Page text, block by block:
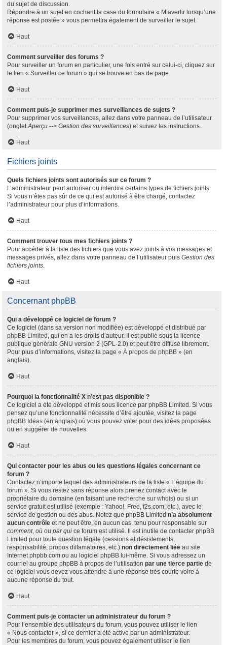
du sujet de discussion.
Répondre à un sujet en cochant la case du formulaire « M’avertir lorsqu’une
réponse est postée » vous permettra également de surveiller le sujet.
Haut
Comment surveiller des forums ?
Pour surveiller un forum en particulier, une fois entré sur celui-ci, cliquez sur
le lien « Surveiller ce forum » qui se trouve en bas de page.
Haut
Comment puis-je supprimer mes surveillances de sujets ?
Pour supprimer vos surveillances, allez dans votre panneau de l’utilisateur
(ongletAperçu --> Gestion des surveillances) et suivez les instructions.
Haut
Fichiers joints
Quels fichiers joints sont autorisés sur ce forum ?
L’administrateur peut autoriser ou interdire certains types de fichiers joints.
Si vous n’êtes pas sûr de ce qui est autorisé à être chargé, contactez
l’administrateur pour plus d’informations.
Haut
Comment trouver tous mes fichiers joints ?
Pour accéder à la liste des fichiers que vous avez joints à vos messages et
messages privés, allez dans votre panneau de l’utilisateur puis Gestion des
fichiers joints.
Haut
Concernant phpBB
Qui a développé ce logiciel de forum ?
Ce logiciel (dans sa version non modifiée) est développé et distribué par
phpBB Limited , qui en a les droits d’auteur. Il est publié sous la licence
publique générale GNU version 2 (GPL-2.0) et peut être diffusé librement.
Pour plus d’informations, visitez la page « À propos de phpBB » (en
anglais).
Haut
Pourquoi la fonctionnalité X n’est pas disponible ?
Ce logiciel a été développé et mis sous licence par phpBB Limited. Si vous
pensez qu’une fonctionnalité nécessite d’être ajoutée, visitez la page
phpBB Ideas (en anglais) où vous pouvez voter pour des idées proposées
ou en suggérer de nouvelles.
Haut
Qui contacter pour les abus ou les questions légales concernant ce
forum ?
Contactez n’importe lequel des administrateurs de la liste « L’équipe du
forum ». Si vous restez sans réponse alors prenez contact avec le
propriétaire du domaine (en faisant une recherche sur whois) ou si un
service gratuit est utilisé (exemple : Yahoo!, Free, f2s.com, etc.), avec le
service de gestion ou des abus. Notez que phpBB Limited n’a absolument
aucun contrôle et ne peut être, en aucun cas, tenu pour responsable sur
comment, où ou par qui ce forum est utilisé. Il est inutile de contacter phpBB
Limited pour toute question légale (cessions et désistements,
responsabilité, propos diffamatoires, etc.) non directement liée au site
Internet phpbb.com ou au logiciel phpBB lui-même. Si vous adressez un
courriel au groupe phpBB à propos de l’utilisation par une tierce partie de
ce logiciel vous devez vous attendre à une réponse très courte voire à
aucune réponse du tout.
Haut
Comment puis-je contacter un administrateur du forum ?
Pour l’ensemble des utilisateurs du forum, vous pouvez utiliser le lien
« Nous contacter », si ce dernier a été activé par un administrateur.
Pour les membres du forum, vous pouvez également utiliser le lien